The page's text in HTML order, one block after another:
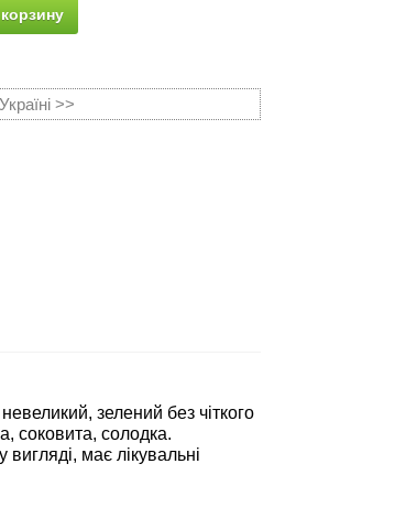
>>
зелений без чіткого
соковита, солодка.
має лікувальні